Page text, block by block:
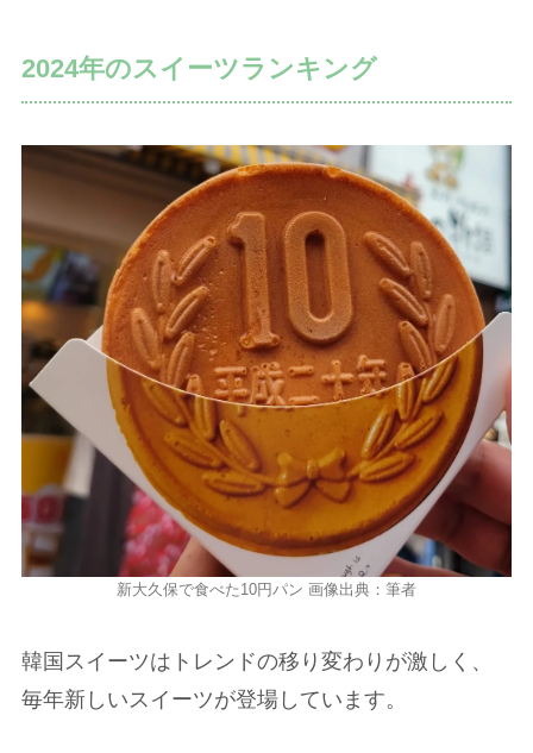
2024年のスイーツランキング
新大久保で食べた10円パン 画像出典：筆者
韓国スイーツはトレンドの移り変わりが激しく、
毎年新しいスイーツが登場しています。